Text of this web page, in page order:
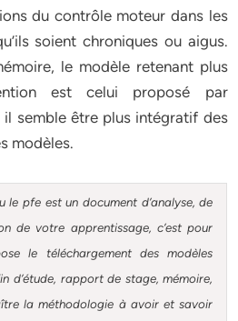
du contrôle moteur dans les
soient chroniques ou aigus.
le modèle retenant plus
est celui proposé par
il semble être plus intégratif des
modèles.
pfe est un document d’analyse, de
de votre apprentissage, c’est pour
le téléchargement des modèles
d’étude, rapport de stage, mémoire,
la méthodologie à avoir et savoir